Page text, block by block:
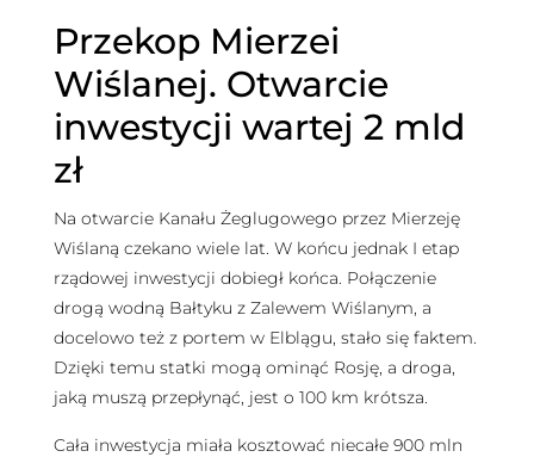
Przekop Mierzei
Wiślanej. Otwarcie
inwestycji wartej 2 mld
zł
Na otwarcie Kanału Żeglugowego przez Mierzeję
Wiślaną czekano wiele lat. W końcu jednak I etap
rządowej inwestycji dobiegł końca. Połączenie
drogą wodną Bałtyku z Zalewem Wiślanym, a
docelowo też z portem w Elblągu, stało się faktem.
Dzięki temu statki mogą ominąć Rosję, a droga,
jaką muszą przepłynąć, jest o 100 km krótsza.
Cała inwestycja miała kosztować niecałe 900 mln